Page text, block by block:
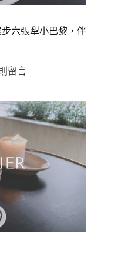
步六張犁小巴黎，伴
留言